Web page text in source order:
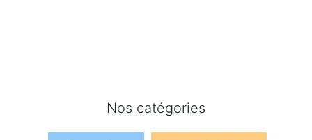
Nos catégories